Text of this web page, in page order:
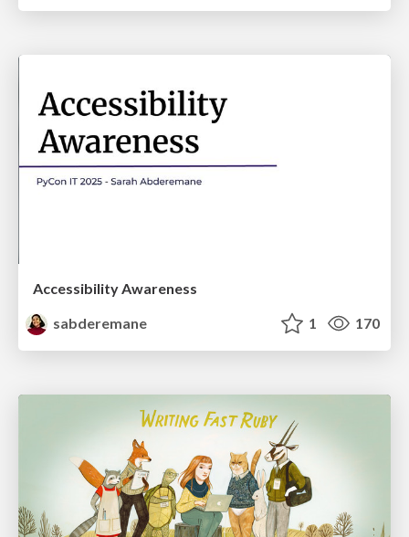
Accessibility Awareness
sabderemane
1 170